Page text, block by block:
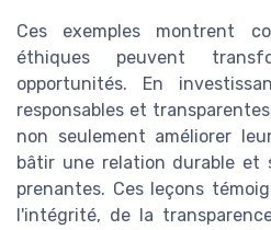
Ces exemples montrent
éthiques peuvent
opportunités. En
responsables et
non seulement améliorer
bâtir une relation durable et
prenantes. Ces leçons
l'intégrité, de la